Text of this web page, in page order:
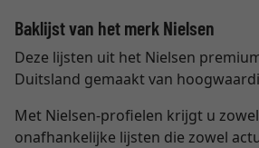
Baklijst van het merk Nielsen
Deze lijsten uit het Nielsen
Duitsland gemaakt van
Met Nielsen-profielen krijgt u
onafhankelijke lijsten die zowel